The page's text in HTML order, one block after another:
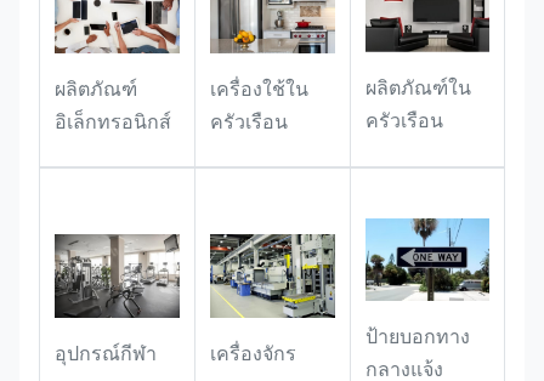
และผลิตภัณฑ์อุตสาหกรรมต่างๆ
อุปกรณ์อุตสาหกรรม:
เหมาะสำหรับติด
ฉลากเครื่องจักร อุปกรณ์ฮาร์ดแวร์ และ
เครื่องมือต่างๆ ด้วยคุณสมบัติทนน้ำมัน
และทนต่อการสึกหรอ ฉลากจึงยังคง
ผลิตภัณฑ์
อิเล็กทรอนิกส์
เครื่องใช้ใน
ครัวเรือน
ผลิตภัณฑ์ใน
ครัวเรือน
อุปกรณ์กีฬา เครื่องจักร
ป้ายบอกทาง
กลางแจ้ง